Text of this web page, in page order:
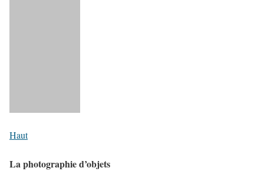
Haut
La photographie d’objets